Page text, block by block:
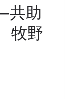
共助
牧野